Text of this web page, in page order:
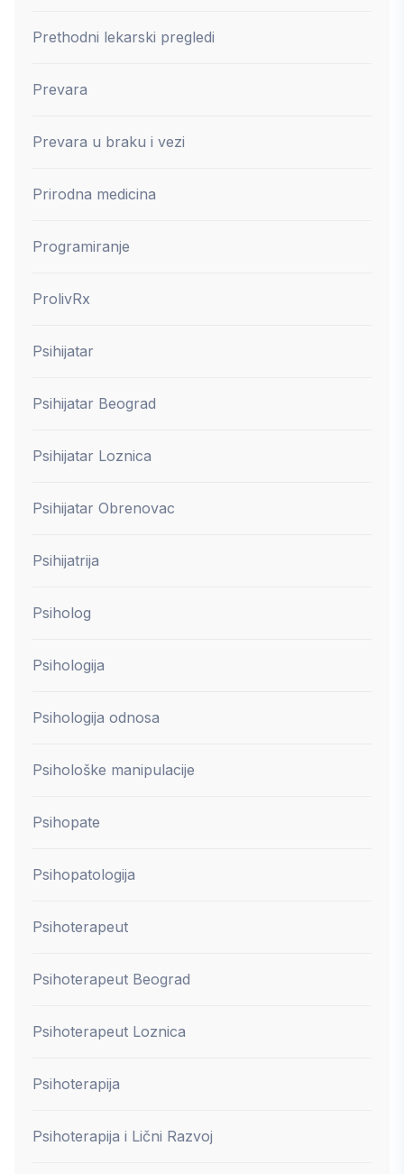
Prethodni lekarski pregledi
Prevara
Prevara u braku i vezi
Prirodna medicina
Programiranje
ProlivRx
Psihijatar
Psihijatar Beograd
Psihijatar Loznica
Psihijatar Obrenovac
Psihijatrija
Psiholog
Psihologija
Psihologija odnosa
Psihološke manipulacije
Psihopate
Psihopatologija
Psihoterapeut
Psihoterapeut Beograd
Psihoterapeut Loznica
Psihoterapija
Psihoterapija i Lični Razvoj